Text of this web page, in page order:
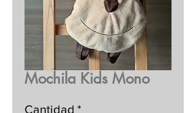
Mochila Kids Mono
Cantidad *